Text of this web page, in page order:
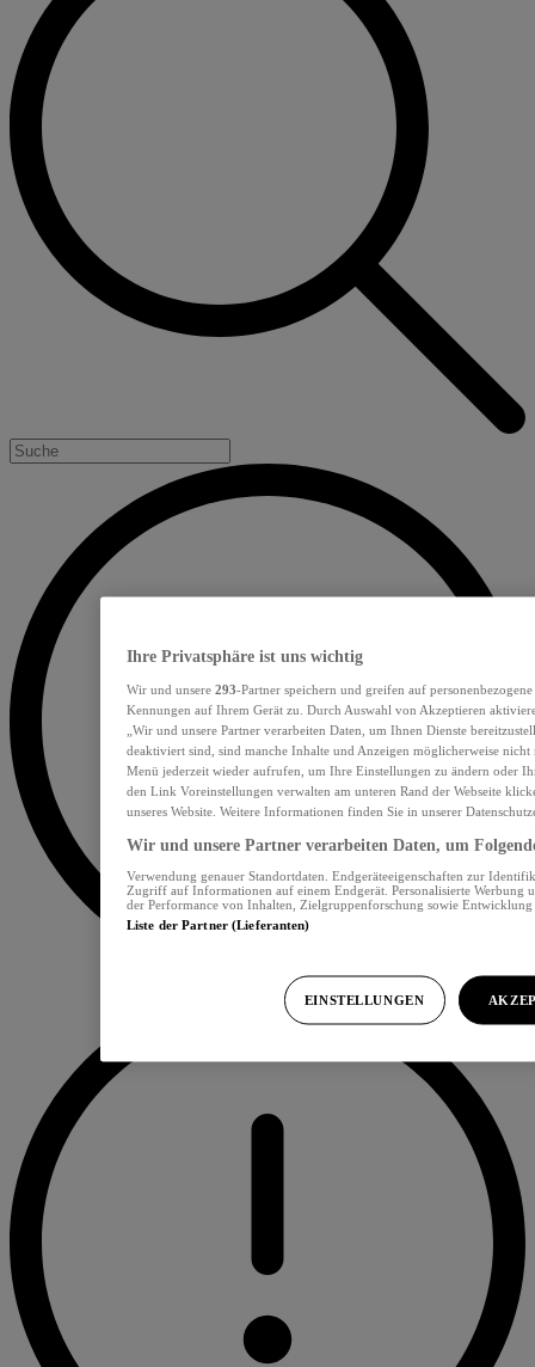
Ihre Privatsphäre ist uns wichtig
Wir und unsere 293-Partner speichern und greifen auf
Kennungen auf Ihrem Gerät zu. Durch Auswahl von Akzeptieren
„Wir und unsere Partner verarbeiten Daten, um Ihnen Dienste
deaktiviert sind, sind manche Inhalte und Anzeigen möglicherweise nicht
Menü jederzeit wieder aufrufen, um Ihre Einstellungen zu ändern oder
den Link Voreinstellungen verwalten am unteren Rand der Webseite
unseres Website. Weitere Informationen finden Sie in unserer
Wir und unsere Partner verarbeiten Daten, um
Verwendung genauer Standortdaten. Endgeräteeigenschaften zur
Zugriff auf Informationen auf einem Endgerät. Personalisierte Werbung
der Performance von Inhalten, Zielgruppenforschung sowie
Liste der Partner (Lieferanten)
EINSTELLUNGEN